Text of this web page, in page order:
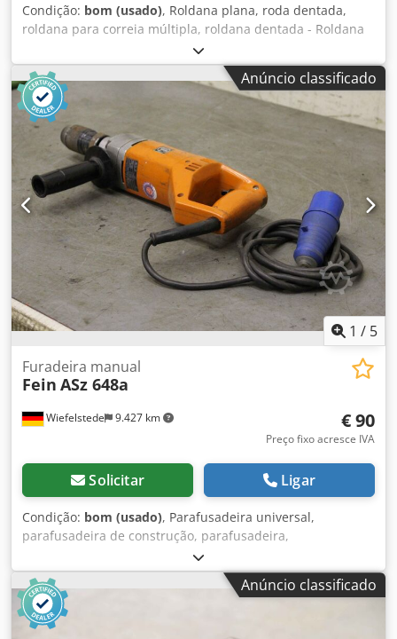
Condição: bom (usado), Roldana plana, roda dentada,
roldana para correia múltipla, roldana dentada - Roldana
dentada: Ø 192 mm - Tipo: D TB 64-8M-50 - Material: aço -
Número de dentes: 64 dentes / largura da correia 50 mm -
Acoplamento: Bucha cônica de fixação optibelt 2517-40 Ø
40 x 44,5 mm - Quantidade: 2x roldanas dentadas
disponíveis - Preço: por peça - Dimensões: Ø 168 x 60 mm
Csdpjx Slcbjfx Adhsha - Peso: 6,8 kg/peça.
Anúncio classificado
1 / 5
Wiefelstede 9.427 km
Furadeira manual
Fein ASz 648a
€ 90
Preço fixo acresce IVA
Solicitar Ligar
Condição: bom (usado), Parafusadeira universal,
parafusadeira de construção, parafusadeira,
parafusadeira eletrônica, furadeira manual - Potência
nominal: 740 watts - Diâmetro máximo do broca: Ø 13 mm
- Alimentação: 220 volts - Quantidade: 1 unidade
disponível - Dimensões: 450/210/A80 mm Chsdpfxofc Hfyo
Adhea - Peso: 4,3 kg/unidade
Anúncio classificado